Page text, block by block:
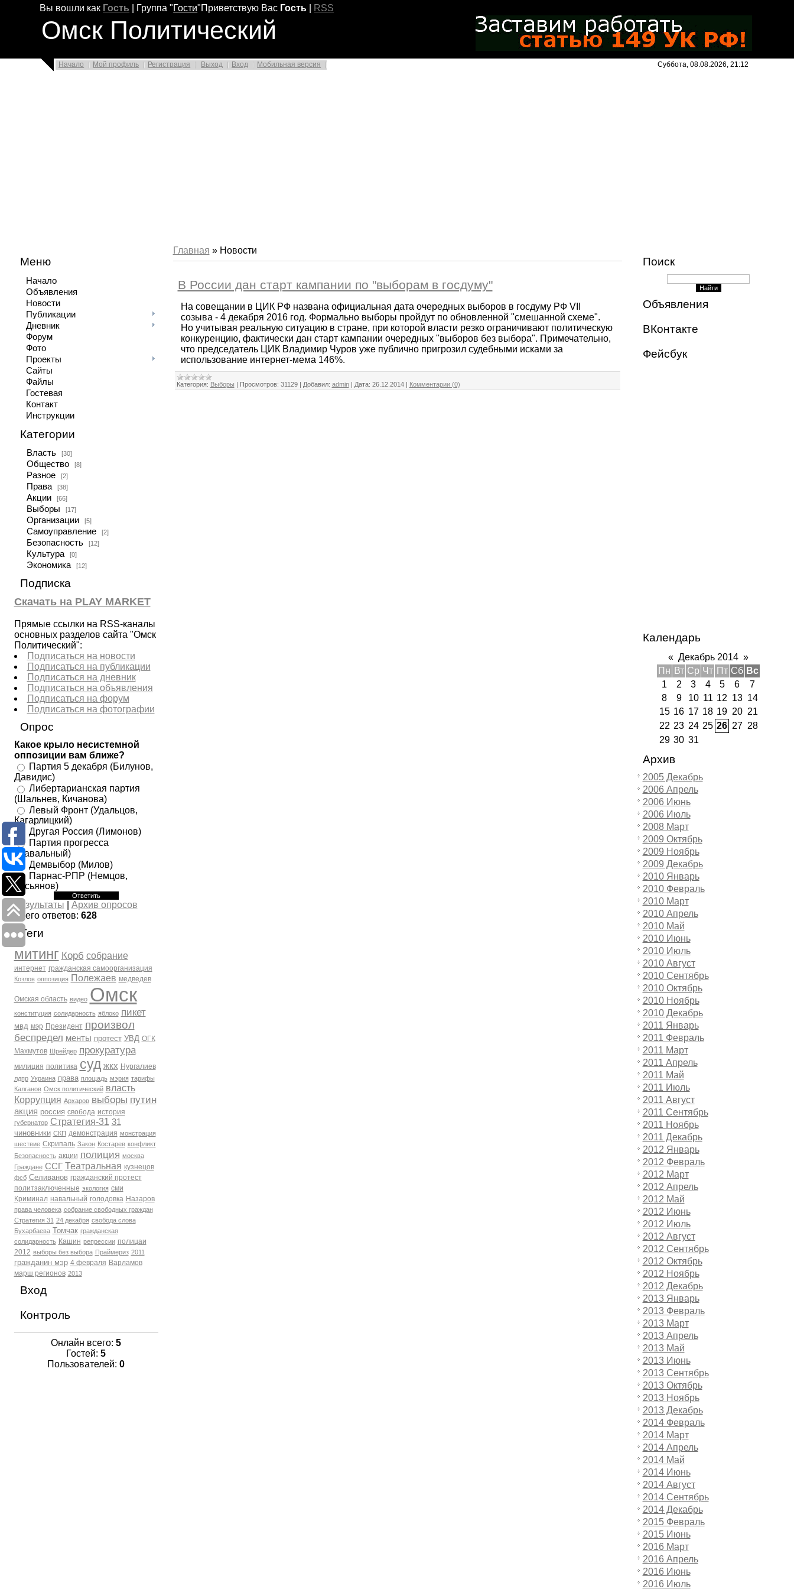
Вы вошли как Гость Группа "Гости"Приветствую Вас Гость RSS
Омск Политический
Начало Мой профиль Регистрация Выход Вход Мобильная версия Суббота, 08.08.2026, 21:12
Меню
Начало
Объявления
Новости
Публикации
Дневник
Форум
Фото
Проекты
Сайты
Файлы
Гостевая
Контакт
Инструкции
Категории
Власть [30]
Общество [8]
Разное [2]
Права [38]
Акции [66]
Выборы [17]
Организации [5]
Самоуправление [2]
Безопасность [12]
Культура [0]
Экономика [12]
Подписка
Скачать на PLAY MARKET
Прямые ссылки на RSS-каналы
основных разделов сайта "Омск
Политический":
Подписаться на новости
Подписаться на публикации
Подписаться на дневник
Подписаться на объявления
Подписаться на форум
Подписаться на фотографии
Опрос
Какое крыло несистемной
оппозиции вам ближе?
Партия 5 декабря (Билунов,
Давидис)
Либертарианская партия
(Шальнев, Кичанова)
Левый Фронт (Удальцов,
Кагарлицкий)
Другая Россия (Лимонов)
Партия прогресса
(Навальный)
Демвыбор (Милов)
Парнас-РПР (Немцов,
Касьянов)
Результаты
Архив опросов
Всего ответов: 628
Теги
митинг Корб собрание
интернет гражданская самоорганизация
Козлов оппозиция Полежаев медведев
Омская область видео Омск
конституция солидарность яблоко пикет
мвд мэр Президент произвол
беспредел менты протест УВД ОГК
Махмутов
Шрейдер прокуратура
милиция политика суд жкх Нургалиев
лдпр Украина права площадь мэрия тарифы
Калганов Омск политический власть
Коррупция Архаров выборы путин
акция россия свобода история
губернатор Стратегия-31 31
чиновники СКП демонстрация монстрация
шествие Скрипаль Закон Костарев конфликт
Безопасность акции полиция москва
Граждане ССГ Театральная кузнецов
фсб Селиванов гражданский протест
политзаключенные экология сми
Криминал навальный голодовка Назаров
права человека собрание свободных граждан
Стратегия 31 24 декабря свобода слова
Бухарбаева Томчак гражданская
солидарность Кашин репрессии полицаи
2012 выборы без выбора Праймериз 2011
гражданин мэр 4 февраля Варламов
марш регионов 2013
Вход
Контроль
Онлайн всего: 5
Гостей: 5
Пользователей: 0
Главная » Новости
В России дан старт кампании по "выборам в госдуму"
На совещании в ЦИК РФ названа официальная дата очередных выборов в госдуму РФ VII
созыва - 4 декабря 2016 год. Формально выборы пройдут по обновленной "смешанной схеме".
Но учитывая реальную ситуацию в стране, при которой власти резко ограничивают политическую
конкуренцию, фактически дан старт кампании очередных "выборов без выбора". Примечательно,
что председатель ЦИК Владимир Чуров уже публично пригрозил судебными исками за
использование интернет-мема 146%.
Категория: Выборы | Просмотров: 31129 | Добавил: admin | Дата: 26.12.2014 | Комментарии (0)
Поиск
Объявления
ВКонтакте
Фейсбук
Календарь
« Декабрь 2014 »
Пн Вт Ср Чт Пт Сб Вс
1
2 3 4 5 6
7
8
9 10 11 12 13 14
15 16 17 18 19 20 21
22 23 24 25 26 27 28
29 30 31
Архив
2005 Декабрь
2006 Апрель
2006 Июнь
2006 Июль
2008 Март
2009 Октябрь
2009 Ноябрь
2009 Декабрь
2010 Январь
2010 Февраль
2010 Март
2010 Апрель
2010 Май
2010 Июнь
2010 Июль
2010 Август
2010 Сентябрь
2010 Октябрь
2010 Ноябрь
2010 Декабрь
2011 Январь
2011 Февраль
2011 Март
2011 Апрель
2011 Май
2011 Июль
2011 Август
2011 Сентябрь
2011 Ноябрь
2011 Декабрь
2012 Январь
2012 Февраль
2012 Март
2012 Апрель
2012 Май
2012 Июнь
2012 Июль
2012 Август
2012 Сентябрь
2012 Октябрь
2012 Ноябрь
2012 Декабрь
2013 Январь
2013 Февраль
2013 Март
2013 Апрель
2013 Май
2013 Июнь
2013 Сентябрь
2013 Октябрь
2013 Ноябрь
2013 Декабрь
2014 Февраль
2014 Март
2014 Апрель
2014 Май
2014 Июнь
2014 Август
2014 Сентябрь
2014 Декабрь
2015 Февраль
2015 Июнь
2016 Март
2016 Апрель
2016 Июнь
2016 Июль